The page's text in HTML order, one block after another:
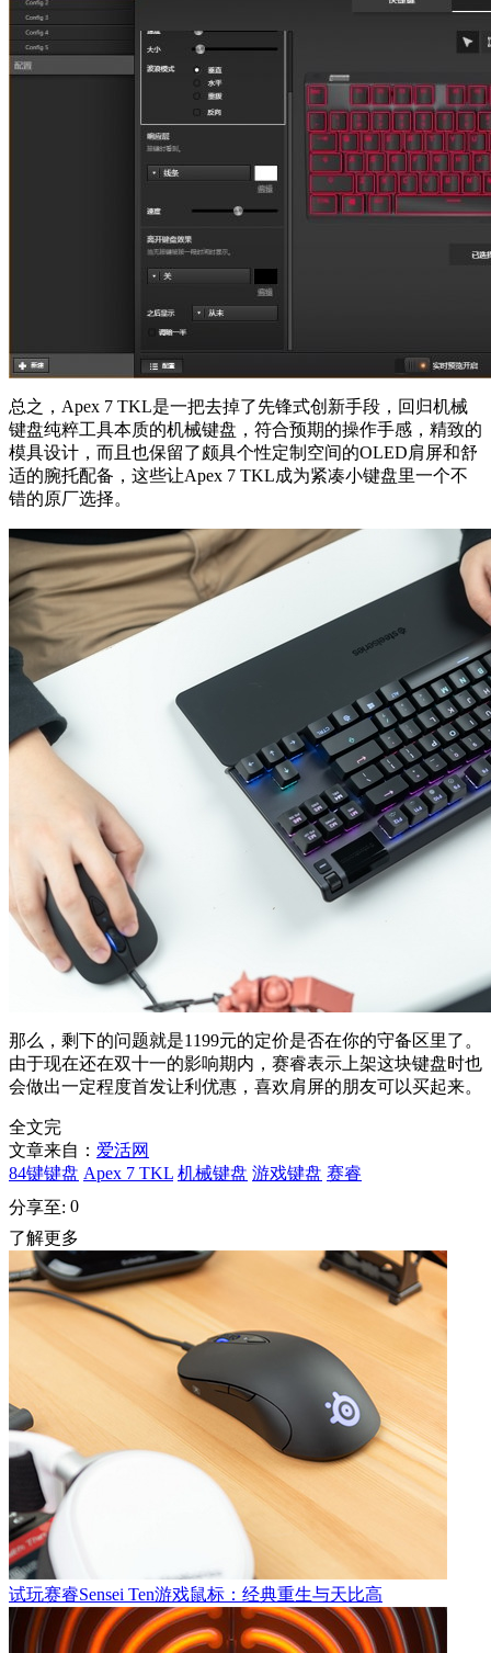
总之，Apex 7 TKL是一把去掉了先锋式创新手段，回归机械
键盘纯粹工具本质的机械键盘，符合预期的操作手感，精致的
模具设计，而且也保留了颇具个性定制空间的OLED肩屏和舒
适的腕托配备，这些让Apex 7 TKL成为紧凑小键盘里一个不
错的原厂选择。
那么，剩下的问题就是1199元的定价是否在你的守备区里了。
由于现在还在双十一的影响期内，赛睿表示上架这块键盘时也
会做出一定程度首发让利优惠，喜欢肩屏的朋友可以买起来。
全文完
文章来自： 爱活网
84键键盘 Apex 7 TKL 机械键盘 游戏键盘 赛睿
分享至: 0
了解更多
试玩赛睿Sensei Ten游戏鼠标：经典重生与天比高